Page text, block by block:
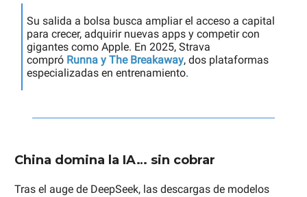
Su salida a bolsa busca ampliar el acceso a capital
para crecer, adquirir nuevas apps y competir con
gigantes como Apple. En 2025, Strava
compró Runna y The Breakaway, dos plataformas
especializadas en entrenamiento.
China domina la IA… sin cobrar
Tras el auge de DeepSeek, las descargas de modelos